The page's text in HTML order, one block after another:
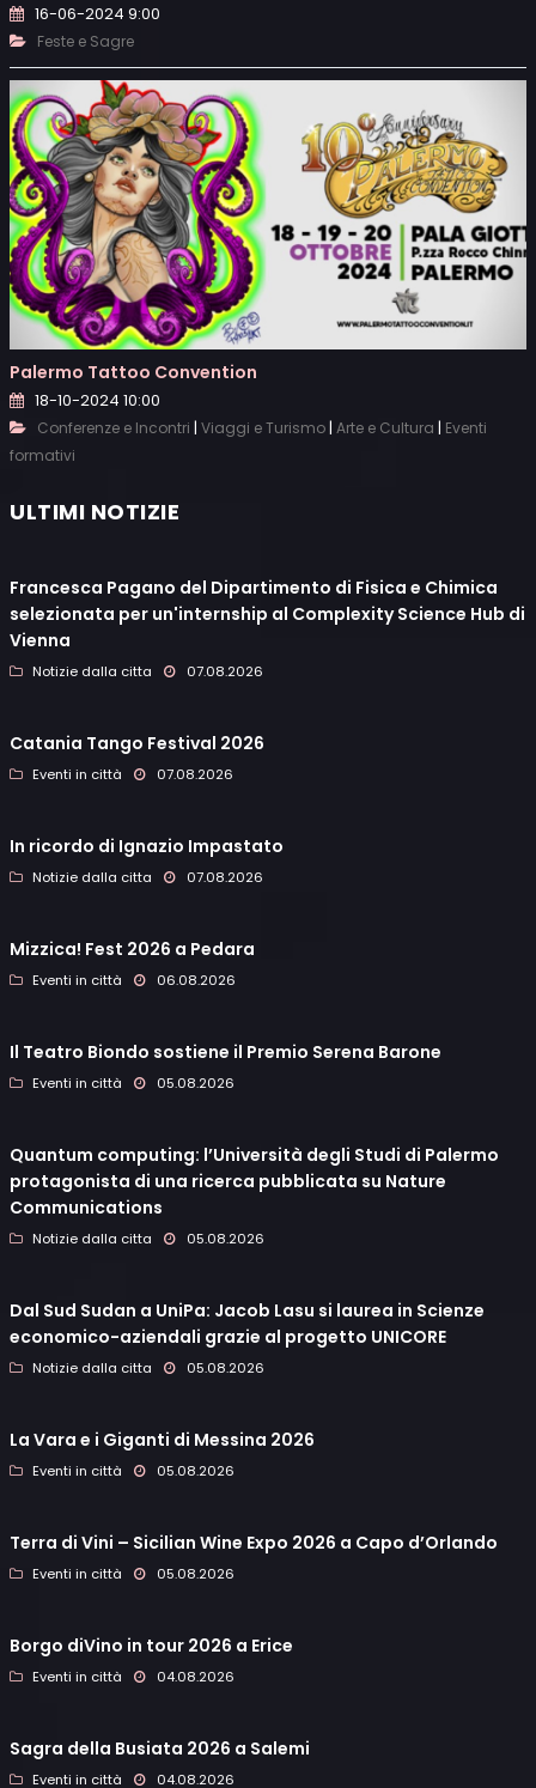
16-06-2024 9:00
Feste e Sagre
Palermo Tattoo Convention
18-10-2024 10:00
Conferenze e Incontri | Viaggi e Turismo | Arte e Cultura | Eventi
formativi
ULTIMI NOTIZIE
Francesca Pagano del Dipartimento di Fisica e Chimica
selezionata per un'internship al Complexity Science Hub di
Vienna
Notizie dalla citta 07.08.2026
Catania Tango Festival 2026
Eventi in città 07.08.2026
In ricordo di Ignazio Impastato
Notizie dalla citta 07.08.2026
Mizzica! Fest 2026 a Pedara
Eventi in città 06.08.2026
Il Teatro Biondo sostiene il Premio Serena Barone
Eventi in città 05.08.2026
Quantum computing: l’Università degli Studi di Palermo
protagonista di una ricerca pubblicata su Nature
Communications
Notizie dalla citta 05.08.2026
Dal Sud Sudan a UniPa: Jacob Lasu si laurea in Scienze
economico-aziendali grazie al progetto UNICORE
Notizie dalla citta 05.08.2026
La Vara e i Giganti di Messina 2026
Eventi in città 05.08.2026
Terra di Vini – Sicilian Wine Expo 2026 a Capo d’Orlando
Eventi in città 05.08.2026
Borgo diVino in tour 2026 a Erice
Eventi in città 04.08.2026
Sagra della Busiata 2026 a Salemi
Eventi in città 04.08.2026